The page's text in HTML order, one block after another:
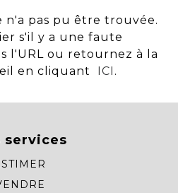
n'a pas pu être trouvée.
s'il y a une faute
l'URL ou retournez à la
en cliquant
ICI .
services